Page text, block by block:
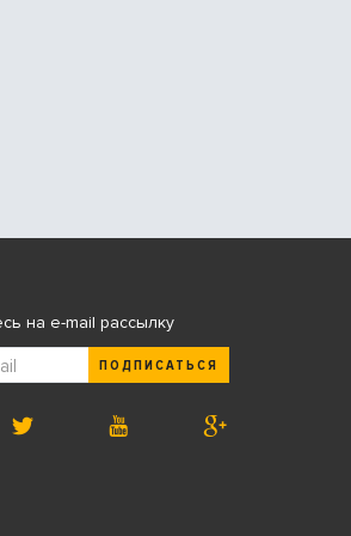
на e-mail рассылку
ПОДПИСАТЬСЯ